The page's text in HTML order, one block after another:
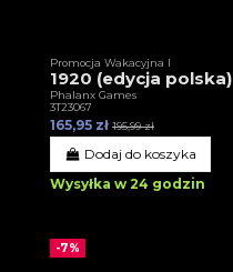
Promocja Wakacyjna I
1920 (edycja polska)
Phalanx Games
3T23067
165,95 zł 195,99 zł
Dodaj do koszyka
Wysyłka w 24 godzin
-7%